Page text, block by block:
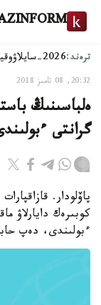
ترەند:2026-سايلاۋ
20:32, 08 تامىز 2018
گرانتى
پاۆلودار.
كوبىرەك دايارلاۋ
ءبولىندى، دەپ